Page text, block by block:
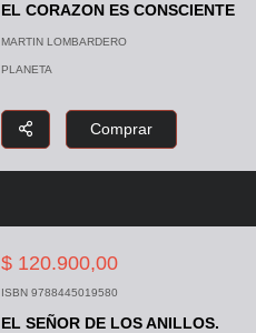
EL CORAZON ES CONSCIENTE
MARTIN LOMBARDERO
PLANETA
Comprar
$ 120.900,00
ISBN 9788445019580
EL SEÑOR DE LOS ANILLOS.